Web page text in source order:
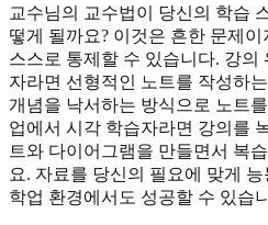
교수님의 교수법이 당신의 학습
떻게 될까요? 이것은 흔한 문제
스스로 통제할 수 있습니다. 강의
자라면 선형적인 노트를 작성하
개념을 낙서하는 방식으로 노트
업에서 시각 학습자라면 강의를
트와 다이어그램을 만들면서 복
요. 자료를 당신의 필요에 맞게
학업 환경에서도 성공할 수 있습